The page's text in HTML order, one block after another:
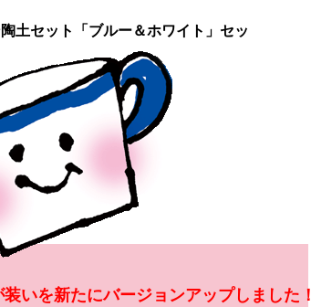
いを新たにバージョンアップしました！
土セット「ブルー＆ホワイト」セッ